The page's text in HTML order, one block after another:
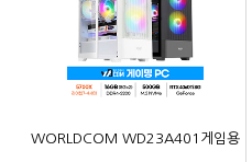
WORLDCOM WD23A401게임용